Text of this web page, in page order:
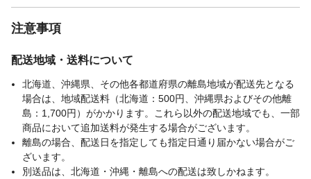
注意事項
配送地域・送料について
北海道、沖縄県、その他各都道府県の離島地域が配送先となる
場合は、地域配送料（北海道：500円、沖縄県およびその他離
島：1,700円）がかかります。これら以外の配送地域でも、一部
商品において追加送料が発生する場合がございます。
離島の場合、配送日を指定しても指定日通り届かない場合がご
ざいます。
別送品は、北海道・沖縄・離島への配送は致しかねます。